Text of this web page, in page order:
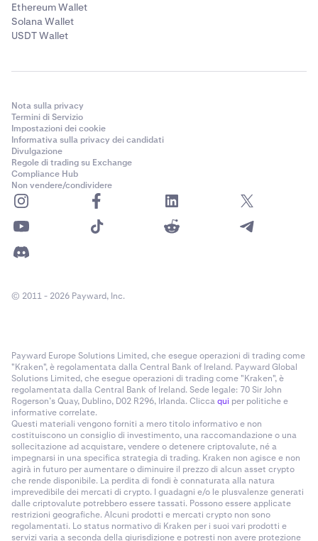
Ethereum Wallet
Solana Wallet
USDT Wallet
Nota sulla privacy
Termini di Servizio
Impostazioni dei cookie
Informativa sulla privacy dei candidati
Divulgazione
Regole di trading su Exchange
Compliance Hub
Non vendere/condividere
© 2011 - 2026 Payward, Inc.
Payward Europe Solutions Limited, che esegue operazioni di trading come
"Kraken", è regolamentata dalla Central Bank of Ireland. Payward Global
Solutions Limited, che esegue operazioni di trading come "Kraken", è
regolamentata dalla Central Bank of Ireland. Sede legale: 70 Sir John
Rogerson’s Quay, Dublino, D02 R296, Irlanda. Cliccaqui per politiche e
informative correlate.
Questi materiali vengono forniti a mero titolo informativo e non
costituiscono un consiglio di investimento, una raccomandazione o una
sollecitazione ad acquistare, vendere o detenere criptovalute, né a
impegnarsi in una specifica strategia di trading. Kraken non agisce e non
agirà in futuro per aumentare o diminuire il prezzo di alcun asset crypto
che rende disponibile. La perdita di fondi è connaturata alla natura
imprevedibile dei mercati di crypto. I guadagni e/o le plusvalenze generati
dalle criptovalute potrebbero essere tassati. Possono essere applicate
restrizioni geografiche. Alcuni prodotti e mercati crypto non sono
regolamentati. Lo status normativo di Kraken per i suoi vari prodotti e
servizi varia a seconda della giurisdizione e potresti non avere protezione